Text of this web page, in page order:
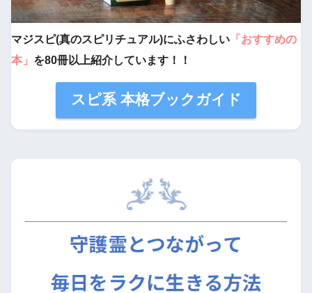
マジスピ(真のスピリチュアル)にふさわしい 「おすすめの
本」 を80冊以上紹介しています！！
スピ系 本格ブックガイド